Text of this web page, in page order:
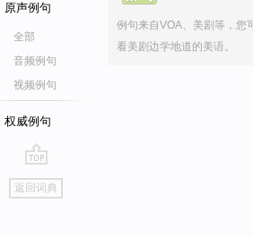
原声例句
全部
音频例句
视频例句
权威例句
go
top
返回词典
例句来自VOA、美剧等，您
看美剧边学地道的美语。